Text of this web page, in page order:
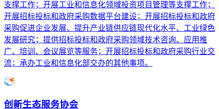
支撑工作；开展工业和信息化领域投资项目管理等支撑工作；
开展招标投标和政府采购数据平台建设；开展招标投标和政府
采购促进企业发展、提升产业链供应链现代化水平、工业绿色
发展研究；提供招标投标和政府采购领域技术咨询、应用推
广、培训、会议展览等服务；开展招标投标和政府采购行业交
流；承办工业和信息化部交办的其他事项。
创新生态服务协会